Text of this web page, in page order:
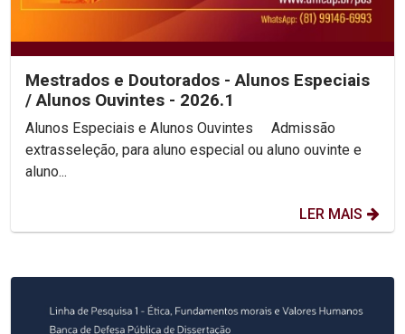
Mestrados e Doutorados - Alunos Especiais
/ Alunos Ouvintes - 2026.1
Alunos Especiais e Alunos Ouvintes Admissão
extrasseleção, para aluno especial ou aluno ouvinte e
aluno...
LER MAIS